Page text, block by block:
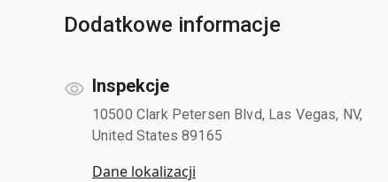
Dodatkowe informacje
Inspekcje
10500 Clark Petersen Blvd, Las Vegas, NV,
United States 89165
Dane lokalizacji